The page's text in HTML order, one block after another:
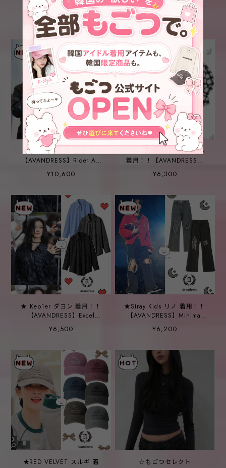
【AVANDRESS】POP Pink
Brush Denim Pants LIGHT
BLUE
¥8,100
【AVANDRESS】Patrick
Check Shirt BLUE
¥6,000
★aespa カリナ 着用！！
【AVANDRESS】Rider Art
Leather Jacket BLACK
¥10,600
★SEVENTEEN ディエイト
着用！！【AVANDRESS】
Peter Check Shirt WHITE
¥6,300
★ Kep1er ダヨン 着用！！
【AVANDRESS】Excel
Stripe Overfit Shirt - 3COL
¥6,500
★Stray Kids リノ 着用！！
【AVANDRESS】Minimal
Bootscut Destroyed Denim
Pants - 2COLOR
¥6,200
★RED VELVET スルギ 着
☆もごつセレクト